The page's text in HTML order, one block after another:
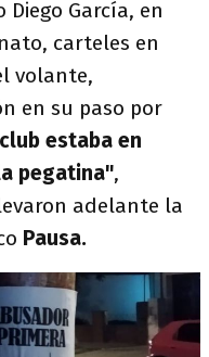
García, en
carteles en
volante,
en su paso por
estaba en
pegatina",
adelante la
Pausa.